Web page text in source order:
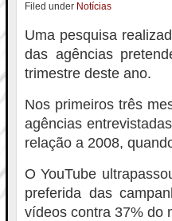
Filed under Notícias
Uma pesquisa
das agências
trimestre deste ano.
Nos primeiros três
agências
relação a 2008,
O YouTube
preferida das
vídeos contra 37% do